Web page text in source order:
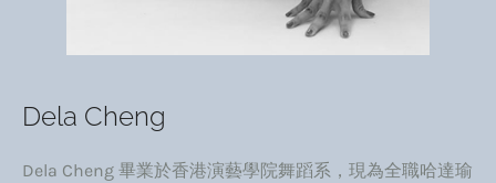
Dela Cheng
Dela Cheng 畢業於香港演藝學院舞蹈系，現為全職哈達瑜